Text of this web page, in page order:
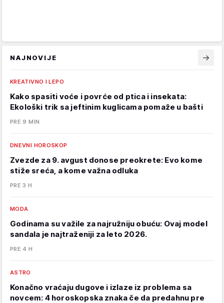
NAJNOVIJE
KREATIVNO I LEPO
Kako spasiti voće i povrće od ptica i insekata:
Ekološki trik sa jeftinim kuglicama pomaže u bašti
PRE 9 MIN
DNEVNI HOROSKOP
Zvezde za 9. avgust donose preokrete: Evo kome
stiže sreća, a kome važna odluka
PRE 3 H
MODA
Godinama su važile za najružniju obuću: Ovaj model
sandala je najtraženiji za leto 2026.
PRE 4 H
ASTRO
Konačno vraćaju dugove i izlaze iz problema sa
novcem: 4 horoskopska znaka če da predahnu pre